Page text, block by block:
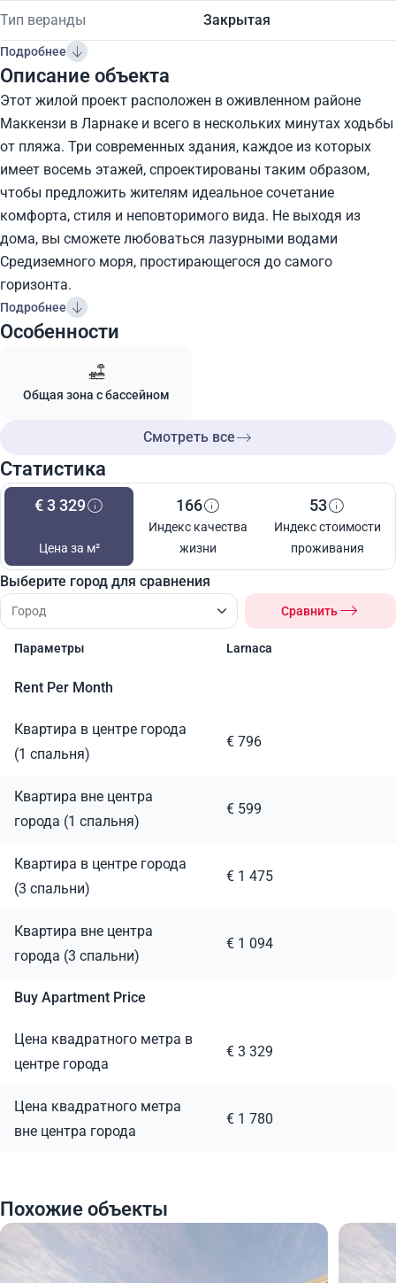
Тип веранды Закрытая
Подробнее
Описание объекта
Этот жилой проект расположен в оживленном районе
Маккензи в Ларнаке и всего в нескольких минутах ходьбы
от пляжа. Три современных здания, каждое из которых
имеет восемь этажей, спроектированы таким образом,
чтобы предложить жителям идеальное сочетание
комфорта, стиля и неповторимого вида. Не выходя из
дома, вы сможете любоваться лазурными водами
Средиземного моря, простирающегося до самого
горизонта.
Подробнее
Особенности
Общая зона с бассейном
Смотреть все
Статистика
€ 3 329
Цена за м²
166
Индекс качества
жизни
53
Индекс стоимости
проживания
Выберите город для сравнения
Сравнить
Параметры Larnaca
Rent Per Month
Квартира в центре города
(1 спальня)
€ 796
Квартира вне центра
города (1 спальня)
€ 599
Квартира в центре города
(3 спальни)
€ 1 475
Квартира вне центра
города (3 спальни)
€ 1 094
Buy Apartment Price
Цена квадратного метра в
центре города
€ 3 329
Цена квадратного метра
вне центра города
€ 1 780
Похожие объекты